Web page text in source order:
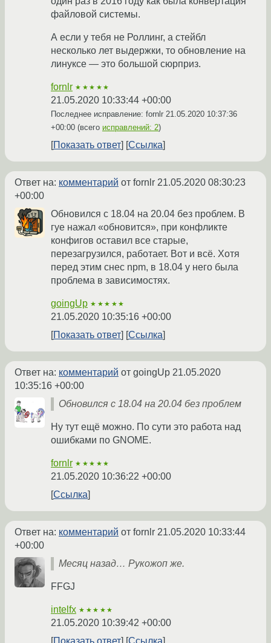
файловой системы.
А если у тебя не Роллинг, а стейбл
несколько лет выдержки, то обновление на
линуксе — это большой сюрприз.
fornlr ★★★★★
21.05.2020 10:33:44 +00:00
Последнее исправление: fornlr 21.05.2020 10:37:36
+00:00 (всего исправлений: 2)
Показать ответ Ссылка
Ответ на: комментарий от fornlr 21.05.2020 08:30:23
+00:00
Обновился с 18.04 на 20.04 без проблем. В
гуе нажал «обновится», при конфликте
конфигов оставил все старые,
перезагрузился, работает. Вот и всё. Хотя
перед этим снес npm, в 18.04 у него была
проблема в зависимостях.
goingUp ★★★★★
21.05.2020 10:35:16 +00:00
Показать ответ
Ссылка
Ответ на: комментарий от goingUp 21.05.2020
10:35:16 +00:00
Обновился с 18.04 на 20.04 без проблем
Ну тут ещё можно. По сути это работа над
ошибками по GNOME.
fornlr ★★★★★
21.05.2020 10:36:22 +00:00
Ссылка
Ответ на: комментарий от fornlr 21.05.2020 10:33:44
+00:00
Месяц назад… Рукожоп же.
FFGJ
intelfx ★★★★★
21.05.2020 10:39:42 +00:00